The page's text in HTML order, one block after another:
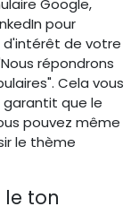
Google,
pour
de votre
répondrons
Cela vous
que le
pouvez même
le thème
ton